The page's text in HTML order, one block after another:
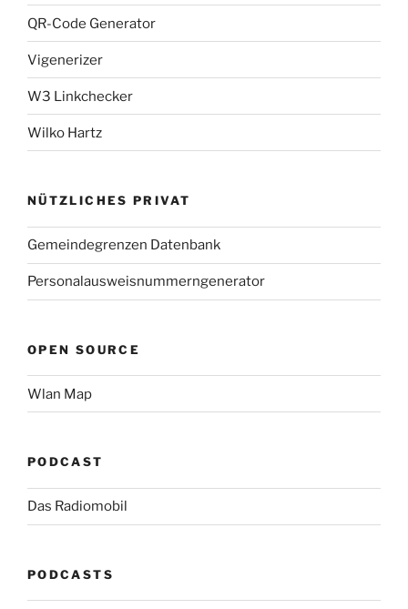
QR-Code Generator
Vigenerizer
W3 Linkchecker
Wilko Hartz
NÜTZLICHES PRIVAT
Gemeindegrenzen Datenbank
Personalausweisnummerngenerator
OPEN SOURCE
Wlan Map
PODCAST
Das Radiomobil
PODCASTS